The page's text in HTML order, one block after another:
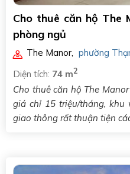
Cho thuê căn hộ The
phòng ngủ
The Manor, phường
Diện tích: 74 m2
Cho thuê căn hộ The
giá chỉ 15 triệu/tháng, khu
giao thông rất thuận tiện